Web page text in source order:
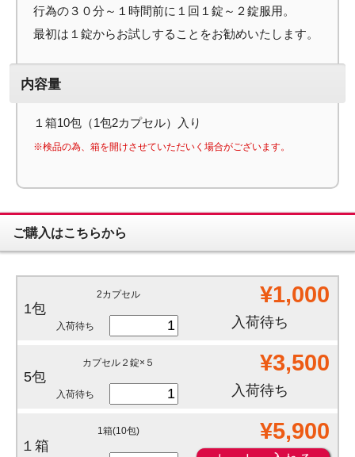
行為の３０分～１時間前に１回１錠～２錠服用。
最初は１錠からお試しすることをお勧めいたします。
内容量
１箱10包（1包2カプセル）入り
※検品の為、箱を開けさせていただいく場合がございます。
ご購入はこちらから
1包
2カプセル ¥1,000
入荷待ち 入荷待ち
5包
カプセル２錠×５ ¥3,500
入荷待ち 入荷待ち
１箱
1箱(10包) ¥5,900